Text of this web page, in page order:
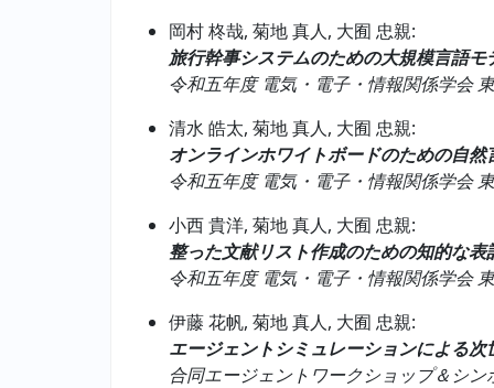
岡村 柊哉, 菊地 真人, 大囿 忠親:
旅行幹事システムのための大規模言語モ
令和五年度 電気・電子・情報関係学会
清水 皓太, 菊地 真人, 大囿 忠親:
オンラインホワイトボードのための自
令和五年度 電気・電子・情報関係学会
小西 貴洋, 菊地 真人, 大囿 忠親:
整った文献リスト作成のための知的な
令和五年度 電気・電子・情報関係学会
伊藤 花帆, 菊地 真人, 大囿 忠親:
エージェントシミュレーションによる
合同エージェントワークショップ＆シン